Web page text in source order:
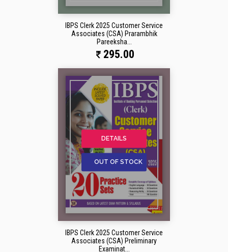
IBPS Clerk 2025 Customer Service
Associates (CSA) Prarambhik
Pareeksha...
295.00
DETAILS
OUT OF STOCK
IBPS Clerk 2025 Customer Service
Associates (CSA) Preliminary
Examinat...